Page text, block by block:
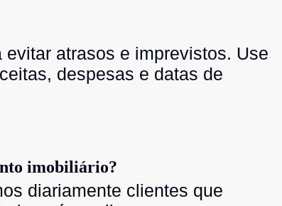
atrasos e imprevistos. Use
despesas e datas de
imobiliário?
diariamente clientes que